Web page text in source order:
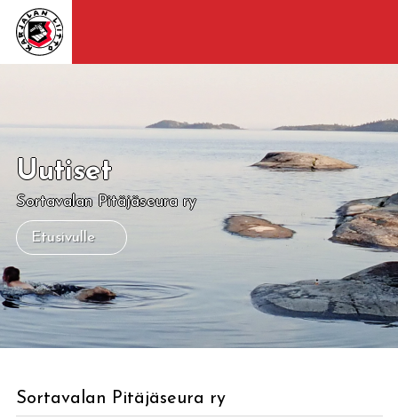
Uutiset
Sortavalan Pitäjäseura ry
Etusivulle
Sortavalan Pitäjäseura ry